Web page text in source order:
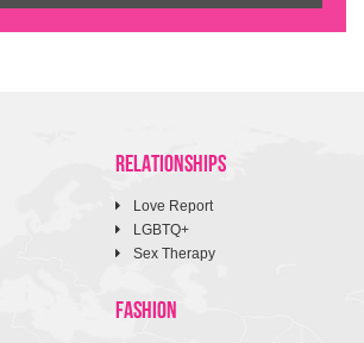
RELATIONSHIPS
Love Report
LGBTQ+
Sex Therapy
FASHION